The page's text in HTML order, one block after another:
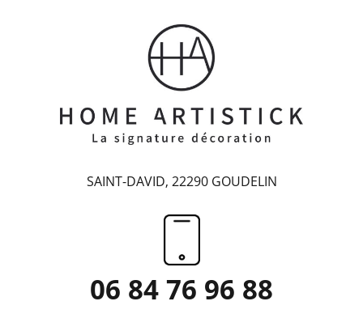
SAINT-DAVID, 22290 GOUDELIN
06 84 76 96 88